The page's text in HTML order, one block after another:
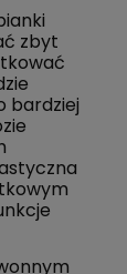
zbyt
bardziej